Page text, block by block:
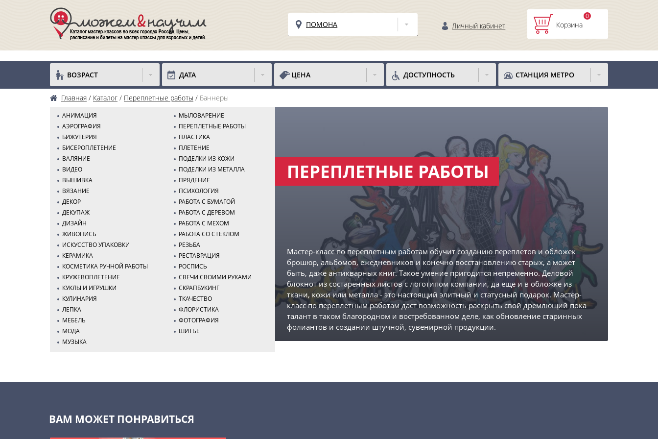
ПОМОНА Личный кабинет Корзина
0
ВОЗРАСТ ДАТА ЦЕНА ДОСТУПНОСТЬ СТАНЦИЯ МЕТРО
Главная Каталог Переплетные работы Баннеры
АНИМАЦИЯ
АЭРОГРАФИЯ
БИЖУТЕРИЯ
БИСЕРОПЛЕТЕНИЕ
ВАЛЯНИЕ
ВИДЕО
ВЫШИВКА
ВЯЗАНИЕ
ДЕКОР
ДЕКУПАЖ
ДИЗАЙН
ЖИВОПИСЬ
ИСКУССТВО УПАКОВКИ
КЕРАМИКА
КОСМЕТИКА РУЧНОЙ РАБОТЫ
КРУЖЕВОПЛЕТЕНИЕ
КУКЛЫ И ИГРУШКИ
КУЛИНАРИЯ
ЛЕПКА
МЕБЕЛЬ
МОДА
МУЗЫКА
МЫЛОВАРЕНИЕ
ПЕРЕПЛЕТНЫЕ РАБОТЫ
ПЛАСТИКА
ПЛЕТЕНИЕ
ПОДЕЛКИ ИЗ КОЖИ
ПОДЕЛКИ ИЗ МЕТАЛЛА
ПРЯДЕНИЕ
ПСИХОЛОГИЯ
РАБОТА С БУМАГОЙ
РАБОТА С ДЕРЕВОМ
РАБОТА С МЕХОМ
РАБОТА СО СТЕКЛОМ
РЕЗЬБА
РЕСТАВРАЦИЯ
РОСПИСЬ
СВЕЧИ СВОИМИ РУКАМИ
СКРАПБУКИНГ
ТКАЧЕСТВО
ФЛОРИСТИКА
ФОТОГРАФИЯ
ШИТЬЕ
ПЕРЕПЛЕТНЫЕ РАБОТЫ
Мастер-класс по переплетным работам обучит созданию переплетов и обложек
брошюр, альбомов, ежедневников и конечно восстановлению старых, а может
быть, даже антикварных книг. Такое умение пригодится непременно. Деловой
блокнот из состаренных листов с логотипом компании, да еще и в обложке из
ткани, кожи или металла - это настоящий элитный и статусный подарок. Мастер-
класс по переплетным работам даст возможность раскрыть свой дремлющий пока
талант в таком благородном и востребованном деле, как обновление старинных
фолиантов и создании штучной, сувенирной продукции.
ВАМ МОЖЕТ ПОНРАВИТЬСЯ